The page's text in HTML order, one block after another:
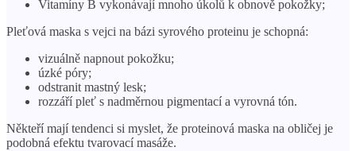
Vitamíny B vykonávají mnoho úkolů k obnově pokožky;
Pleťová maska ​​s vejci na bázi syrového proteinu je schopná:
vizuálně napnout pokožku;
úzké póry;
odstranit mastný lesk;
rozzáří pleť s nadměrnou pigmentací a vyrovná tón.
Někteří mají tendenci si myslet, že proteinová maska ​​​​na obličej je
podobná efektu tvarovací masáže.